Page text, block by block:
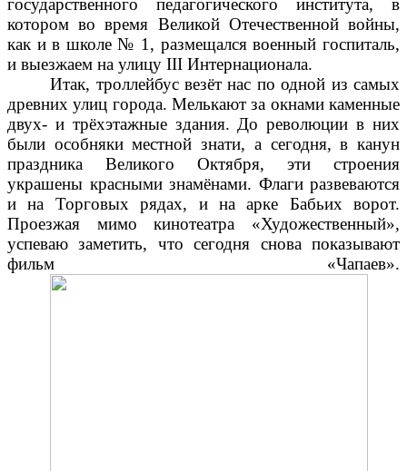
котором во время Великой Отечественной войны,
как и в школе № 1, размещался военный госпиталь,
и выезжаем на улицу III Интернационала.
Итак, троллейбус везёт нас по одной из самых
древних улиц города. Мелькают за окнами каменные
двух- и трёхэтажные здания. До революции в них
были особняки местной знати, а сегодня, в канун
праздника Великого Октября, эти строения
украшены красными знамёнами. Флаги развеваются
и на Торговых рядах, и на арке Бабьих ворот.
Проезжая мимо кинотеатра «Художественный»,
успеваю заметить, что сегодня снова показывают
фильм «Чапаев».